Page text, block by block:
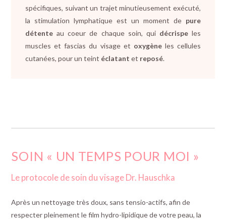
spécifiques, suivant un trajet minutieusement exécuté,
la stimulation lymphatique est un moment de pure
détente au coeur de chaque soin, qui décrispeles
muscles et fascias du visage et oxygèneles cellules
cutanées, pour un teint éclatant et reposé.
SOIN « UN TEMPS POUR MOI »
Le protocole de soin du visage Dr. Hauschka
Après un nettoyage très doux, sans tensio-actifs, afin de
respecter pleinement le film hydro-lipidique de votre peau, la